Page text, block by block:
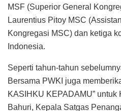
MSF (Superior General
Laurentius Pitoy MSC
Kongregasi MSC) dan ketiga
Indonesia.
Seperti tahun-tahun
Bersama PWKI juga
KASIHKU KEPADAMU”
Bahuri, Kepala Satgas